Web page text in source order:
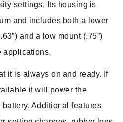
settings. Its housing is
and includes both a lower
and a low mount (.75”)
applications.
it is always on and ready. If
it will power the
Additional features